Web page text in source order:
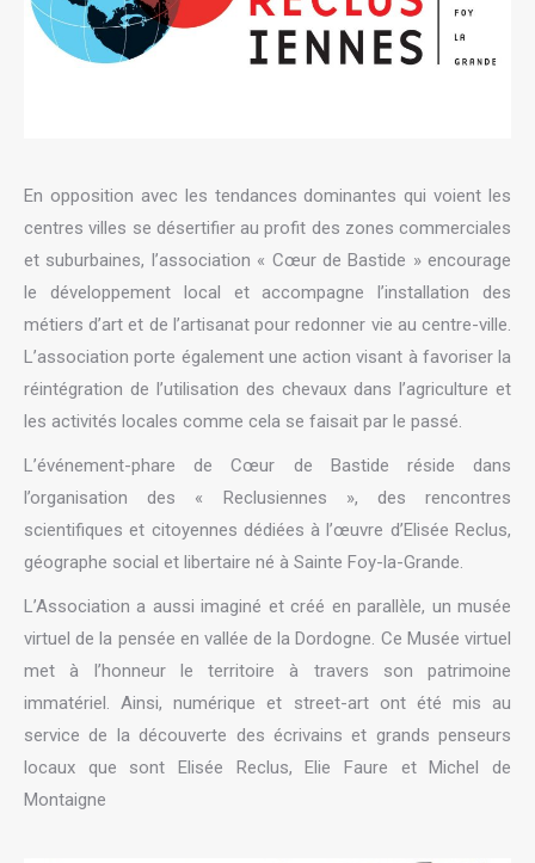
En opposition avec les tendances dominantes qui voient les
centres villes se désertifier au profit des zones commerciales
et suburbaines, l’association « Cœur de Bastide » encourage
le développement local et accompagne l’installation des
métiers d’art et de l’artisanat pour redonner vie au centre-ville.
L’association porte également une action visant à favoriser la
réintégration de l’utilisation des chevaux dans l’agriculture et
les activités locales comme cela se faisait par le passé.
L’événement-phare de Cœur de Bastide réside dans
l’organisation des « Reclusiennes », des rencontres
scientifiques et citoyennes dédiées à l’œuvre d’Elisée Reclus,
géographe social et libertaire né à Sainte Foy-la-Grande.
L’Association a aussi imaginé et créé en parallèle, un musée
virtuel de la pensée en vallée de la Dordogne. Ce Musée virtuel
met à l’honneur le territoire à travers son patrimoine
immatériel. Ainsi, numérique et street-art ont été mis au
service de la découverte des écrivains et grands penseurs
locaux que sont Elisée Reclus, Elie Faure et Michel de
Montaigne